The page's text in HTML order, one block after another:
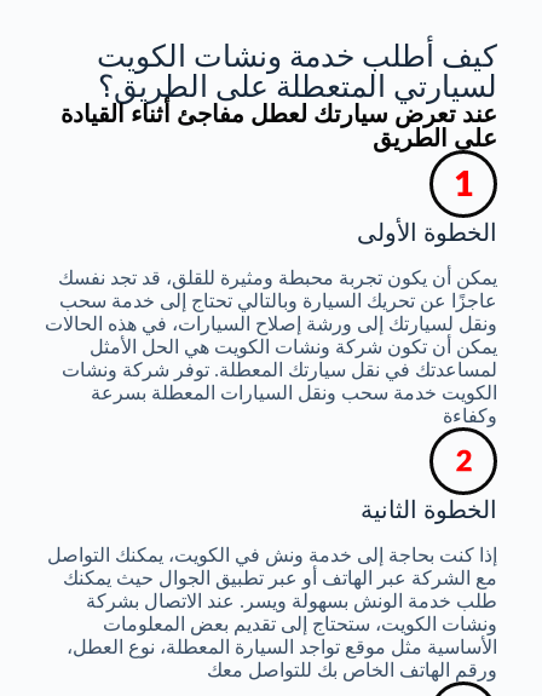
كيف أطلب خدمة ونشات الكويت
لسيارتي المتعطلة على الطريق؟
عند تعرض سيارتك لعطل مفاجئ أثناء القيادة
على الطريق
الخطوة الأولى
يمكن أن يكون تجربة محبطة ومثيرة للقلق، قد تجد نفسك
عاجزًا عن تحريك السيارة وبالتالي تحتاج إلى خدمة سحب
ونقل لسيارتك إلى ورشة إصلاح السيارات، في هذه الحالات
يمكن أن تكون شركة ونشات الكويت هي الحل الأمثل
لمساعدتك في نقل سيارتك المعطلة. توفر شركة ونشات
الكويت خدمة سحب ونقل السيارات المعطلة بسرعة
وكفاءة
الخطوة الثانية
إذا كنت بحاجة إلى خدمة ونش في الكويت، يمكنك التواصل
مع الشركة عبر الهاتف أو عبر تطبيق الجوال حيث يمكنك
طلب خدمة الونش بسهولة ويسر. عند الاتصال بشركة
ونشات الكويت، ستحتاج إلى تقديم بعض المعلومات
الأساسية مثل موقع تواجد السيارة المعطلة، نوع العطل،
ورقم الهاتف الخاص بك للتواصل معك